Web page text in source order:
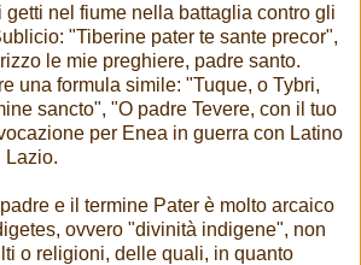
nel fiume nella battaglia contro gli
"Tiberine pater te sante precor",
le mie preghiere, padre santo.
una formula simile: "Tuque, o Tybri,
sancto", "O padre Tevere, con il tuo
per Enea in guerra con Latino
Lazio.
e il termine Pater è molto arcaico
ovvero "divinità indigene", non
o religioni, delle quali, in quanto